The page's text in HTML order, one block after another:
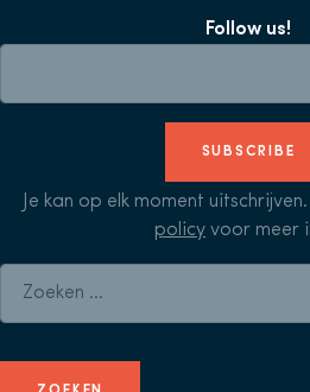
Follow us!
SUBSCRIBE
Je kan op elk moment
policy voor meer